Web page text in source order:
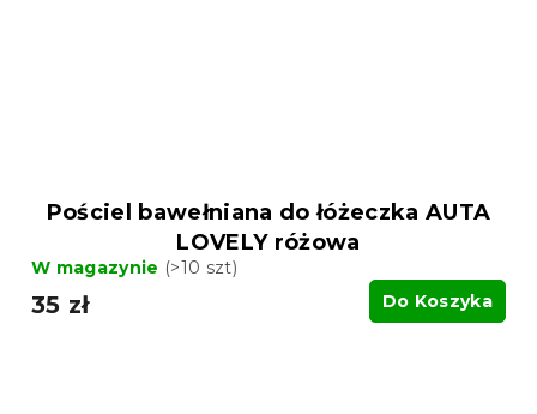
Pościel bawełniana do łóżeczka AUTA
LOVELY różowa
W magazynie (>10 szt)
35 zł Do Koszyka